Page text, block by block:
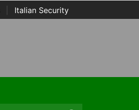
Italian Security